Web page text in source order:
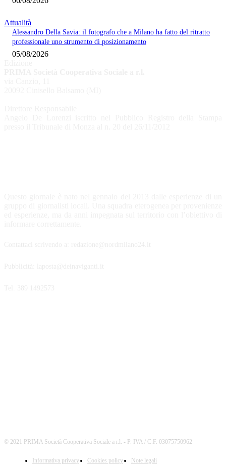
Attualità
Alessandro Della Savia: il fotografo che a Milano ha fatto del ritratto
professionale uno strumento di posizionamento
05/08/2026
© 2021 PRIMA Società Cooperativa Sociale a r.l. - P. IVA / C.F. 03075750962
Informativa privacy Cookies policy
Note legali